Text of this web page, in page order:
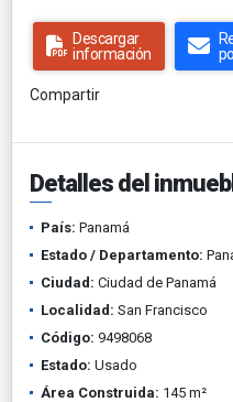
Descargar
información
Compartir
Detalles del
País: Panamá
Estado / Departamento:
Ciudad: Ciudad de Panamá
Localidad: San Francisco
Código: 9498068
Estado: Usado
Área Construida: 145 m²